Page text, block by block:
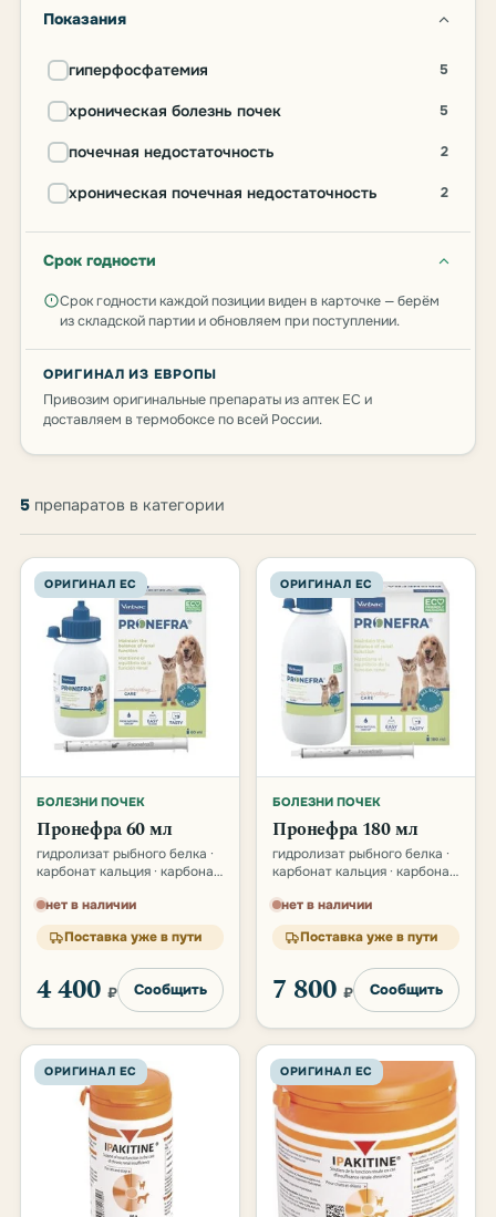
Показания
гиперфосфатемия 5
хроническая болезнь почек 5
почечная недостаточность 2
хроническая почечная недостаточность 2
Срок годности
Срок годности каждой позиции виден в карточке — берём
из складской партии и обновляем при поступлении.
ОРИГИНАЛ ИЗ ЕВРОПЫ
Привозим оригинальные препараты из аптек ЕС и
доставляем в термобоксе по всей России.
Товары категории Болезни почек
5 препаратов в категории
ОРИГИНАЛ ЕС
БОЛЕЗНИ ПОЧЕК
Пронефра 60 мл
гидролизат рыбного белка ·
карбонат кальция · карбонат
нет в наличии
Поставка уже в пути
4 400 ₽ Сообщить
ОРИГИНАЛ ЕС
БОЛЕЗНИ ПОЧЕК
Пронефра 180 мл
гидролизат рыбного белка ·
карбонат кальция · карбонат
нет в наличии
Поставка уже в пути
7 800 ₽ Сообщить
ОРИГИНАЛ ЕС ОРИГИНАЛ ЕС